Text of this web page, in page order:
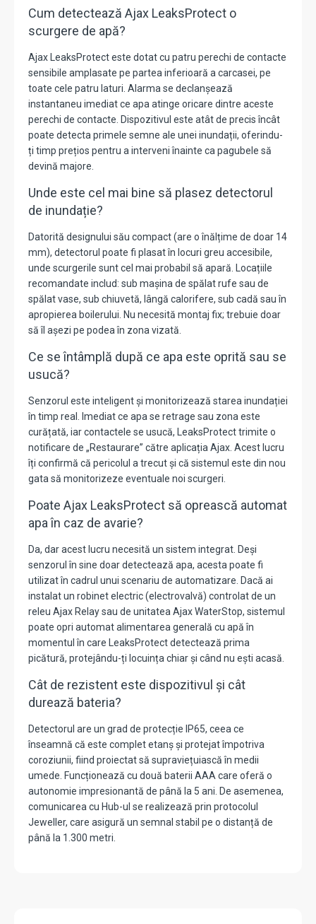
Cum detectează Ajax LeaksProtect o
scurgere de apă?
Ajax LeaksProtect este dotat cu patru perechi de contacte
sensibile amplasate pe partea inferioară a carcasei, pe
toate cele patru laturi. Alarma se declanșează
instantaneu imediat ce apa atinge oricare dintre aceste
perechi de contacte. Dispozitivul este atât de precis încât
poate detecta primele semne ale unei inundații, oferindu-
ți timp prețios pentru a interveni înainte ca pagubele să
devină majore.
Unde este cel mai bine să plasez detectorul
de inundație?
Datorită designului său compact (are o înălțime de doar 14
mm), detectorul poate fi plasat în locuri greu accesibile,
unde scurgerile sunt cel mai probabil să apară. Locațiile
recomandate includ: sub mașina de spălat rufe sau de
spălat vase, sub chiuvetă, lângă calorifere, sub cadă sau în
apropierea boilerului. Nu necesită montaj fix; trebuie doar
să îl așezi pe podea în zona vizată.
Ce se întâmplă după ce apa este oprită sau se
usucă?
Senzorul este inteligent și monitorizează starea inundației
în timp real. Imediat ce apa se retrage sau zona este
curățată, iar contactele se usucă, LeaksProtect trimite o
notificare de „Restaurare” către aplicația Ajax. Acest lucru
îți confirmă că pericolul a trecut și că sistemul este din nou
gata să monitorizeze eventuale noi scurgeri.
Poate Ajax LeaksProtect să oprească automat
apa în caz de avarie?
Da, dar acest lucru necesită un sistem integrat. Deși
senzorul în sine doar detectează apa, acesta poate fi
utilizat în cadrul unui scenariu de automatizare. Dacă ai
instalat un robinet electric (electrovalvă) controlat de un
releu Ajax Relay sau de unitatea Ajax WaterStop, sistemul
poate opri automat alimentarea generală cu apă în
momentul în care LeaksProtect detectează prima
picătură, protejându-ți locuința chiar și când nu ești acasă.
Cât de rezistent este dispozitivul și cât
durează bateria?
Detectorul are un grad de protecție IP65, ceea ce
înseamnă că este complet etanș și protejat împotriva
coroziunii, fiind proiectat să supraviețuiască în medii
umede. Funcționează cu două baterii AAA care oferă o
autonomie impresionantă de până la 5 ani. De asemenea,
comunicarea cu Hub-ul se realizează prin protocolul
Jeweller, care asigură un semnal stabil pe o distanță de
până la 1.300 metri.